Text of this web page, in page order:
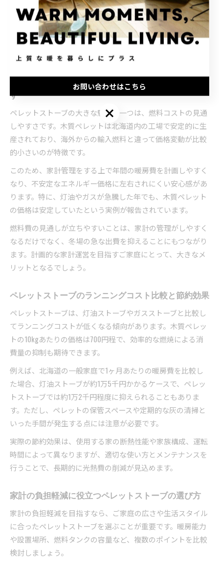
例えば、一般的な北海道の家庭で灯油ストーブからペレット
ストーブに切り替えた場合、月々の暖房費が約1〜2割減少し
たという声もあります。燃料の安定供給と高い暖房効率の両
面から、家計にやさしい暖房機器として注目されています。
燃料コストの見通しやすさが家計管理に安心をもたら
す
ペレットストーブの大きな魅力の一つは、燃料コストの見通
しやすさです。木質ペレットは北海道内の工場で安定的に生
産されており、海外からの輸入燃料と違って価格変動が比較
的小さいのが特徴です。
このため、家計管理をする上で年間の暖房費を計画しやすく
なり、不安定なエネルギー価格に左右されにくい安心感があ
ります。特に、灯油やガスが急騰した年でも、木質ペレット
の価格は安定していたという実例が報告されています。
燃料費の見通しが立ちやすいことは、家計の管理がしやすく
なるだけでなく、冬場の急な出費を抑えることにもつながり
ます。計画的な家計運営を目指すご家庭にとって、大きなメ
リットとなるでしょう。
ペレットストーブのランニングコスト比較と節約効果
ペレットストーブは、灯油ストーブやガスストーブと比較し
てランニングコストが低くなる傾向があります。木質ペレッ
トの10kgあたりの価格は700円程で、効率的な燃焼による消
費量の抑制も期待できます。
例えば、北海道の一般家庭で1ヶ月あたりの暖房費を比較し
た場合、灯油ストーブが約1万5千円かかるケースで、ペレッ
トストーブでは約1万2千円程度に抑えられることもありま
す。ただし、ペレットの保管スペースや定期的な灰の清掃と
いった手間が発生する点には注意が必要です。
実際の節約効果は、使用する家の断熱性能や家族構成、運転
時間によって異なりますが、適切な使い方とメンテナンスを
行うことで、長期的に光熱費の削減が見込めます。
家計の負担軽減に役立つペレットストーブの選び方
家計の負担軽減を目指すなら、ご家庭の広さや生活スタイル
に合ったペレットストーブを選ぶことが重要です。暖房能力
や設置場所、燃料タンクの容量など、複数のポイントを比較
検討しましょう。
お問い合わせはこちら
お問い合わせはこちら